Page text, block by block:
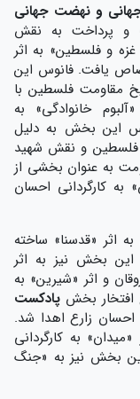
و نهضت جهانی
و پرداخت به نقش
و فلسطین» به اثر
یافت. فانوس این
مقاومت فلسطین با
خانوادگی» به
این بخش به دلیل
فلسطین و نقش شهید
به عنوان بخشی از
به کارگردانی احسان
اثر «قدسنا» ساخته
بخش نیز به اثر
و اثر «شیرین» به
افتخار بخش پادکست
احسان زارع اهدا شد.
«میدان» به کارگردانی
بخش نیز به «جنگ